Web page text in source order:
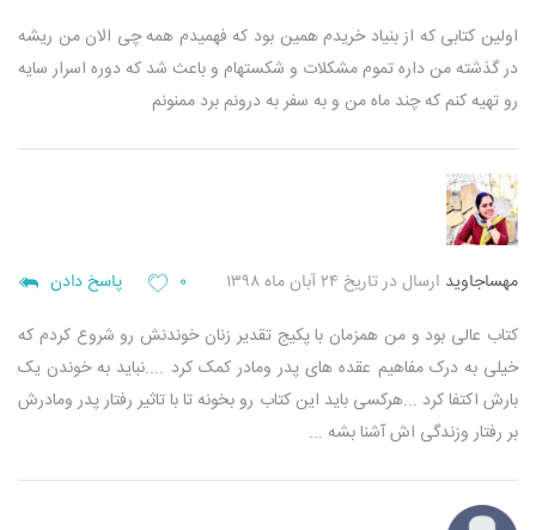
اولین کتابی که از بنیاد خریدم همین بود که فهمیدم همه چی الان من ریشه
در گذشته من داره تموم مشکلات و شکستهام و باعث شد که دوره اسرار سایه
رو تهیه کنم که چند ماه من و به سفر به درونم برد ممنونم
مهساجاوید ارسال در تاریخ ۲۴ آبان ماه ۱۳۹۸ ۰ پاسخ دادن
کتاب عالی بود و من همزمان با پکیج تقدیر زنان خوندنش رو شروع کردم که
خیلی به درک مفاهیم عقده های پدر ومادر کمک کرد ....نباید به خوندن یک
بارش اکتفا کرد ...هرکسی باید این کتاب رو بخونه تا با تاثیر رفتار پدر ومادرش
بر رفتار وزندگی اش آشنا بشه ...